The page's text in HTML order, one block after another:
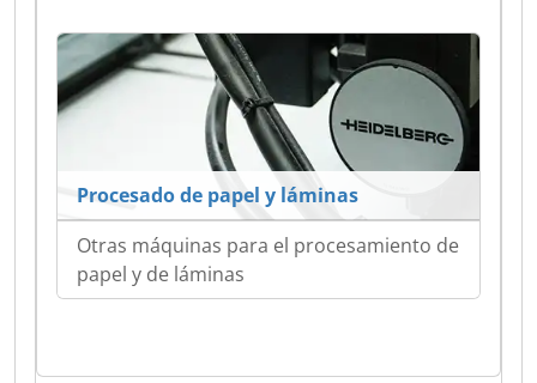
Procesado de papel y láminas
Otras máquinas para el procesamiento de
papel y de láminas